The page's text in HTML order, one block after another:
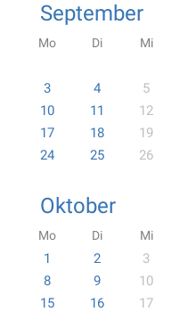
September
Mo Di Mi
3
4 5
10
11 12
17
18 19
24
25 26
Oktober
Mo Di Mi
1 2 3
8
9 10
15
16 17